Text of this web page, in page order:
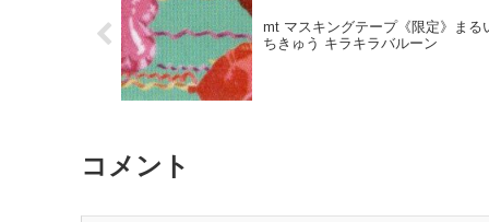
mt マスキングテープ《限定》まる
ちきゅう キラキラバルーン
コメント